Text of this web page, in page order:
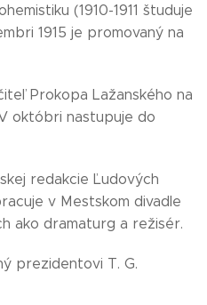
(1910-1911 študuje
1915 je promovaný na
Prokopa Lažanského na
októbri nastupuje do
redakcie Ľudových
v Mestskom divadle
ako dramaturg a režisér.
prezidentovi T. G.